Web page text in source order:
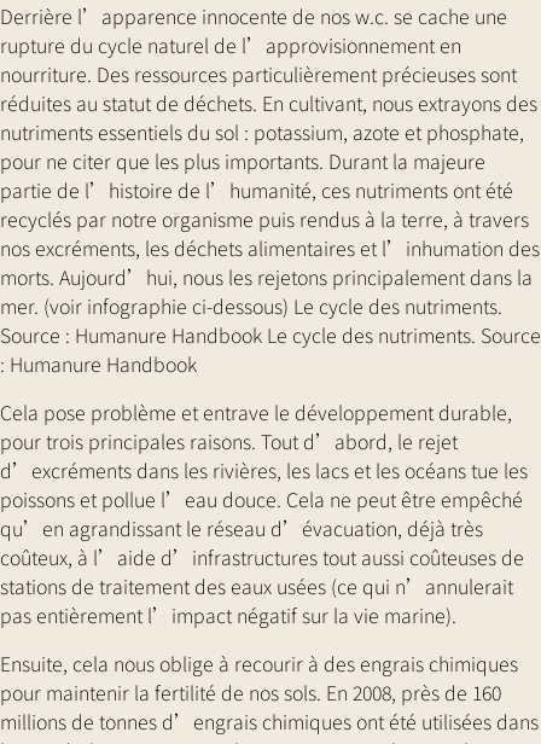
Derrière l’apparence innocente de nos w.c. se cache une
rupture du cycle naturel de l’approvisionnement en
nourriture. Des ressources particulièrement précieuses sont
réduites au statut de déchets. En cultivant, nous extrayons des
nutriments essentiels du sol : potassium, azote et phosphate,
pour ne citer que les plus importants. Durant la majeure
partie de l’histoire de l’humanité, ces nutriments ont été
recyclés par notre organisme puis rendus à la terre, à travers
nos excréments, les déchets alimentaires et l’inhumation des
morts. Aujourd’hui, nous les rejetons principalement dans la
mer. (voir infographie ci-dessous) Le cycle des nutriments.
Source : Humanure Handbook Le cycle des nutriments. Source
: Humanure Handbook
Cela pose problème et entrave le développement durable,
pour trois principales raisons. Tout d’abord, le rejet
d’excréments dans les rivières, les lacs et les océans tue les
poissons et pollue l’eau douce. Cela ne peut être empêché
qu’en agrandissant le réseau d’évacuation, déjà très
coûteux, à l’aide d’infrastructures tout aussi coûteuses de
stations de traitement des eaux usées (ce qui n’annulerait
pas entièrement l’impact négatif sur la vie marine).
Ensuite, cela nous oblige à recourir à des engrais chimiques
pour maintenir la fertilité de nos sols. En 2008, près de 160
millions de tonnes d’engrais chimiques ont été utilisées dans